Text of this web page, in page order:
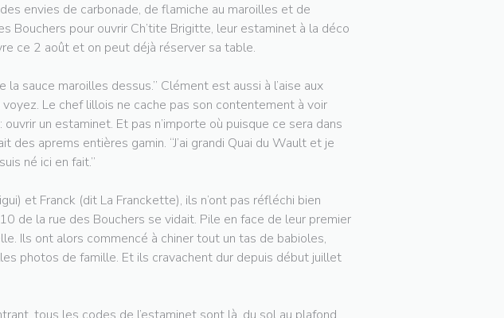
envies de carbonade, de flamiche au maroilles et de
Bouchers pour ouvrir Ch’tite Brigitte, leur estaminet à la déco
ce 2 août et on peut déjà réserver sa table.
la sauce maroilles dessus.” Clément est aussi à l’aise aux
Le chef lillois ne cache pas son contentement à voir
un estaminet. Et pas n’importe où puisque ce sera dans
des aprems entières gamin. “J’ai grandi Quai du Wault et je
né ici en fait.”
et Franck (dit La Franckette), ils n’ont pas réfléchi bien
de la rue des Bouchers se vidait. Pile en face de leur premier
Ils ont alors commencé à chiner tout un tas de babioles,
photos de famille. Et ils cravachent dur depuis début juillet